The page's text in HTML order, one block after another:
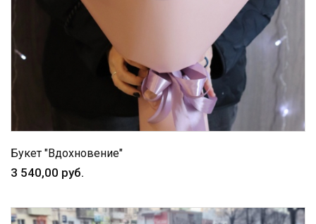
Букет "Вдохновение"
3 540,00 руб.